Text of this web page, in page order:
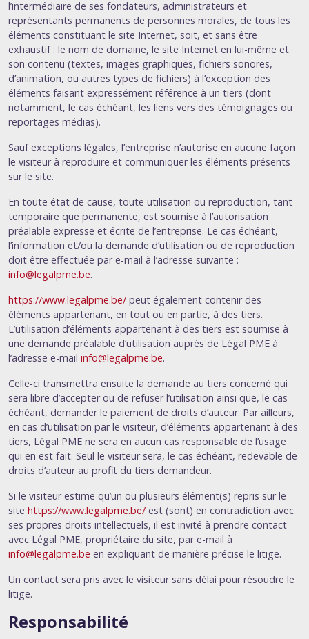
l’intermédiaire de ses fondateurs, administrateurs et
représentants permanents de personnes morales, de tous les
éléments constituant le site Internet, soit, et sans être
exhaustif : le nom de domaine, le site Internet en lui-même et
son contenu (textes, images graphiques, fichiers sonores,
d’animation, ou autres types de fichiers) à l’exception des
éléments faisant expressément référence à un tiers (dont
notamment, le cas échéant, les liens vers des témoignages ou
reportages médias).
Sauf exceptions légales, l’entreprise n’autorise en aucune façon
le visiteur à reproduire et communiquer les éléments présents
sur le site.
En toute état de cause, toute utilisation ou reproduction, tant
temporaire que permanente, est soumise à l’autorisation
préalable expresse et écrite de l’entreprise. Le cas échéant,
l’information et/ou la demande d’utilisation ou de reproduction
doit être effectuée par e-mail à l’adresse suivante :
info@legalpme.be.
https://www.legalpme.be/ peut également contenir des
éléments appartenant, en tout ou en partie, à des tiers.
L’utilisation d’éléments appartenant à des tiers est soumise à
une demande préalable d’utilisation auprès de Légal PME à
l’adresse e-mail info@legalpme.be.
Celle-ci transmettra ensuite la demande au tiers concerné qui
sera libre d’accepter ou de refuser l’utilisation ainsi que, le cas
échéant, demander le paiement de droits d’auteur. Par ailleurs,
en cas d’utilisation par le visiteur, d’éléments appartenant à des
tiers, Légal PME ne sera en aucun cas responsable de l’usage
qui en est fait. Seul le visiteur sera, le cas échéant, redevable de
droits d’auteur au profit du tiers demandeur.
Si le visiteur estime qu’un ou plusieurs élément(s) repris sur le
site https://www.legalpme.be/ est (sont) en contradiction avec
ses propres droits intellectuels, il est invité à prendre contact
avec Légal PME, propriétaire du site, par e-mail à
info@legalpme.be en expliquant de manière précise le litige.
Un contact sera pris avec le visiteur sans délai pour résoudre le
litige.
Responsabilité